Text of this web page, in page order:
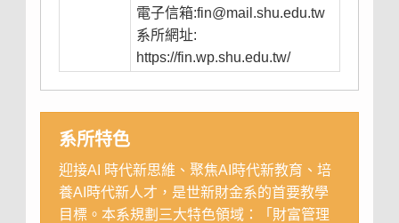
電子信箱:fin@mail.shu.edu.tw
系所網址:
https://fin.wp.shu.edu.tw/
系所特色
迎接AI 時代新思維、聚焦AI時代新教育、培
養AI時代新人才，是世新財金系的首要教學
目標。本系規劃三大特色領域：「財富管理